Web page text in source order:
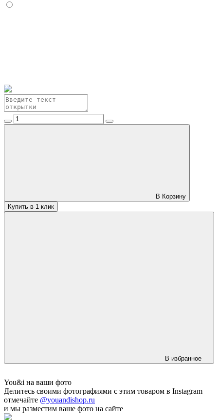
В Корзину
Купить в 1 клик
В избранное
You&i на ваши фото
Делитесь своими фотографиями с этим товаром в Instagram
отмечайте @youandishop.ru
и мы разместим ваше фото на сайте